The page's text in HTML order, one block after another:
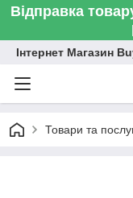
Відправка
Інтернет Магазин
Товари та